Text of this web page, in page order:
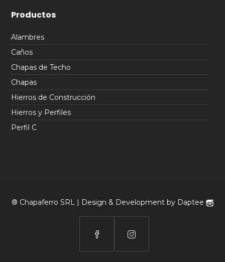
Productos
Alambres
Caños
Chapas de Techo
Chapas
Hierros de Construcción
Hierros y Perfiles
Perfil C
® Chapaferro SRL | Design & Development by Daptee